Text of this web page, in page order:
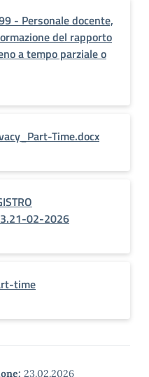
- Personale docente,
del rapporto
a tempo parziale o
Time.docx
02-2026
time
23.02.2026